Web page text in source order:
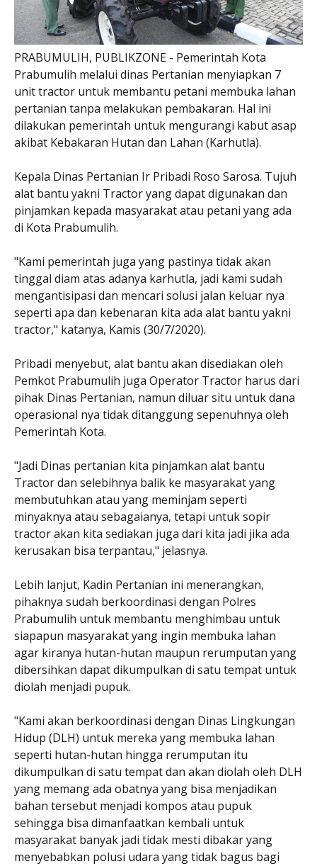
PRABUMULIH, PUBLIKZONE - Pemerintah Kota
Prabumulih melalui dinas Pertanian menyiapkan 7
unit tractor untuk membantu petani membuka lahan
pertanian tanpa melakukan pembakaran. Hal ini
dilakukan pemerintah untuk mengurangi kabut asap
akibat Kebakaran Hutan dan Lahan (Karhutla).
Kepala Dinas Pertanian Ir Pribadi Roso Sarosa. Tujuh
alat bantu yakni Tractor yang dapat digunakan dan
pinjamkan kepada masyarakat atau petani yang ada
di Kota Prabumulih.
"Kami pemerintah juga yang pastinya tidak akan
tinggal diam atas adanya karhutla, jadi kami sudah
mengantisipasi dan mencari solusi jalan keluar nya
seperti apa dan kebenaran kita ada alat bantu yakni
tractor," katanya, Kamis (30/7/2020).
Pribadi menyebut, alat bantu akan disediakan oleh
Pemkot Prabumulih juga Operator Tractor harus dari
pihak Dinas Pertanian, namun diluar situ untuk dana
operasional nya tidak ditanggung sepenuhnya oleh
Pemerintah Kota.
"Jadi Dinas pertanian kita pinjamkan alat bantu
Tractor dan selebihnya balik ke masyarakat yang
membutuhkan atau yang meminjam seperti
minyaknya atau sebagaianya, tetapi untuk sopir
tractor akan kita sediakan juga dari kita jadi jika ada
kerusakan bisa terpantau," jelasnya.
Lebih lanjut, Kadin Pertanian ini menerangkan,
pihaknya sudah berkoordinasi dengan Polres
Prabumulih untuk membantu menghimbau untuk
siapapun masyarakat yang ingin membuka lahan
agar kiranya hutan-hutan maupun rerumputan yang
dibersihkan dapat dikumpulkan di satu tempat untuk
diolah menjadi pupuk.
"Kami akan berkoordinasi dengan Dinas Lingkungan
Hidup (DLH) untuk mereka yang membuka lahan
seperti hutan-hutan hingga rerumputan itu
dikumpulkan di satu tempat dan akan diolah oleh DLH
yang memang ada obatnya yang bisa menjadikan
bahan tersebut menjadi kompos atau pupuk
sehingga bisa dimanfaatkan kembali untuk
masyarakat banyak jadi tidak mesti dibakar yang
menyebabkan polusi udara yang tidak bagus bagi